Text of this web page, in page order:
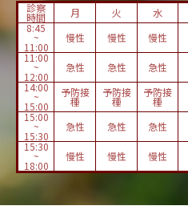
診察
時間 月 火 水
8:45
~
11:00
慢性 慢性 慢性
11:00
~
12:00
急性 急性 急性
14:00
~
15:00
予防接
種
予防接
種
予防接
種
15:00
~
15:30
急性 急性 急性
15:30
~
18:00
慢性 慢性 慢性